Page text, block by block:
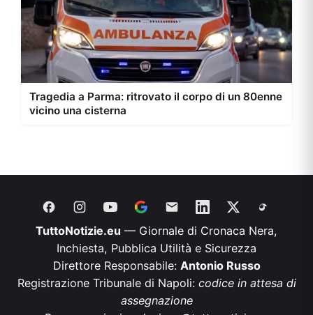
Tragedia a Parma: ritrovato il corpo di un 80enne
vicino una cisterna
TuttoNotizie.eu — Giornale di Cronaca Nera,
Inchiesta, Pubblica Utilità e Sicurezza
Direttore Responsabile: Antonio Russo
Registrazione Tribunale di Napoli: codice in attesa di
assegnazione